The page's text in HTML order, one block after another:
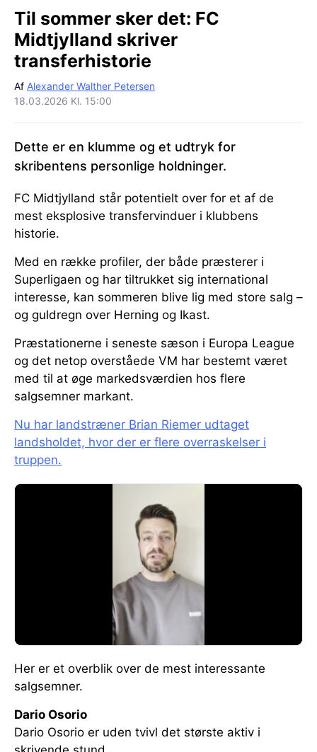
Til sommer sker det: FC
Midtjylland skriver
transferhistorie
Af Alexander Walther Petersen
18.03.2026 Kl. 15:00
Dette er en klumme og et udtryk for
skribentens personlige holdninger.
FC Midtjylland står potentielt over for et af de
mest eksplosive transfervinduer i klubbens
historie.
Med en række profiler, der både præsterer i
Superligaen og har tiltrukket sig international
interesse, kan sommeren blive lig med store salg –
og guldregn over Herning og Ikast.
Præstationerne i seneste sæson i Europa League
og det netop overståede VM har bestemt været
med til at øge markedsværdien hos flere
salgsemner markant.
Nu har landstræner Brian Riemer udtaget
landsholdet, hvor der er flere overraskelser i
truppen.
Her er et overblik over de mest interessante
salgsemner.
Dario Osorio
Dario Osorio er uden tvivl det største aktiv i